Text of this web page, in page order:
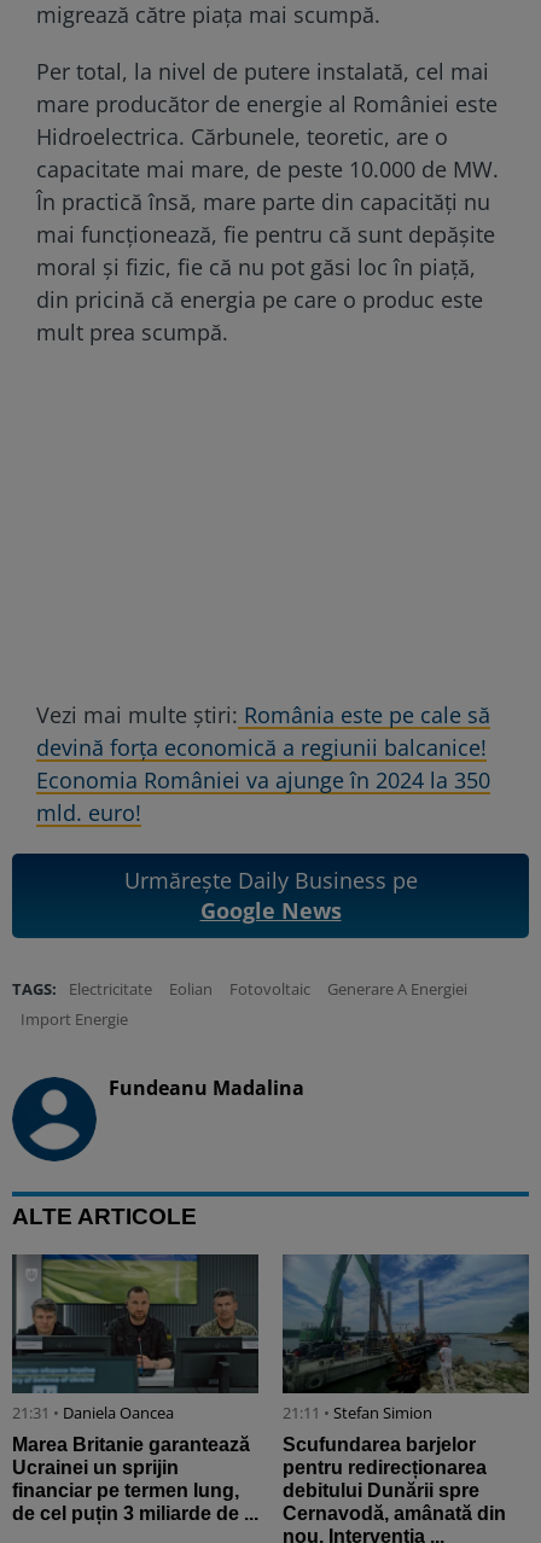
migrează către piața mai scumpă.
Per total, la nivel de putere instalată, cel mai
mare producător de energie al României este
Hidroelectrica. Cărbunele, teoretic, are o
capacitate mai mare, de peste 10.000 de MW.
În practică însă, mare parte din capacități nu
mai funcționează, fie pentru că sunt depășite
moral și fizic, fie că nu pot găsi loc în piață,
din pricină că energia pe care o produc este
mult prea scumpă.
Vezi mai multe știri: România este pe cale să
devină forța economică a regiunii balcanice!
Economia României va ajunge în 2024 la 350
mld. euro!
Urmărește Daily Business pe
Google News
TAGS: Electricitate Eolian Fotovoltaic
Generare A Energiei
Import Energie
Fundeanu Madalina
ALTE ARTICOLE
21:31 • Daniela Oancea
Marea Britanie garantează
Ucrainei un sprijin
financiar pe termen lung,
de cel puțin 3 miliarde de ...
21:11 • Stefan Simion
Scufundarea barjelor
pentru redirecționarea
debitului Dunării spre
Cernavodă, amânată din
nou. Intervenția ...